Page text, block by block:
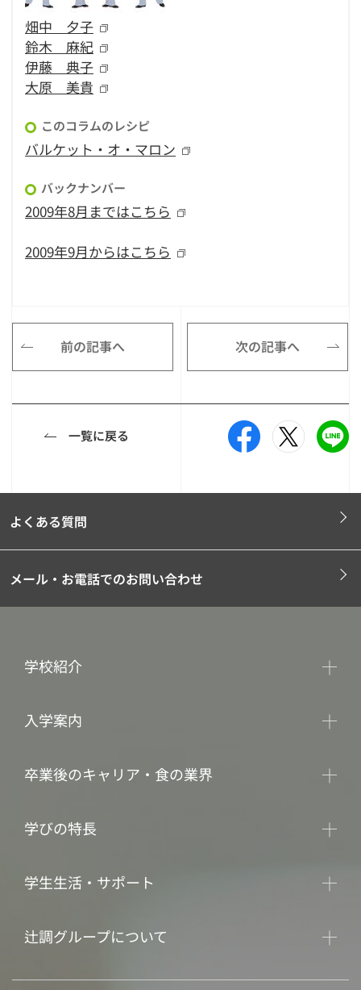
畑中 夕子
鈴木 麻紀
伊藤 典子
大原 美貴
このコラムのレシピ
バルケット・オ・マロン
バックナンバー
2009年8月まではこちら
2009年9月からはこちら
前の記事へ 次の記事へ
一覧に戻る
よくある質問
メール・お電話でのお問い合わせ
学校紹介
入学案内
卒業後のキャリア・食の業界
学びの特長
学生生活・サポート
辻調グループについて